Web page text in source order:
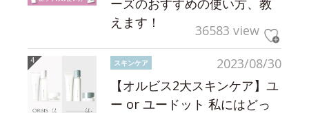
えます！
36583 view
2023/08/30
スキンケア
【オルビス2大スキンケア】ユ
ー or ユードット 私にはどっ